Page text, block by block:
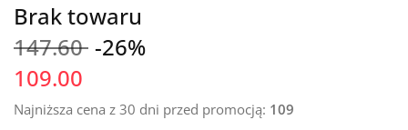
Brak towaru
147.60 -26%
109.00
Najniższa cena z 30 dni przed promocją: 109